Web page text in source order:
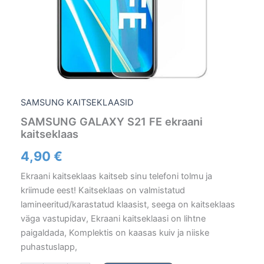
SAMSUNG KAITSEKLAASID
SAMSUNG GALAXY S21 FE ekraani
kaitseklaas
4,90 €
Ekraani kaitseklaas kaitseb sinu telefoni tolmu ja
kriimude eest! Kaitseklaas on valmistatud
lamineeritud/karastatud klaasist, seega on kaitseklaas
väga vastupidav, Ekraani kaitseklaasi on lihtne
paigaldada, Komplektis on kaasas kuiv ja niiske
puhastuslapp,